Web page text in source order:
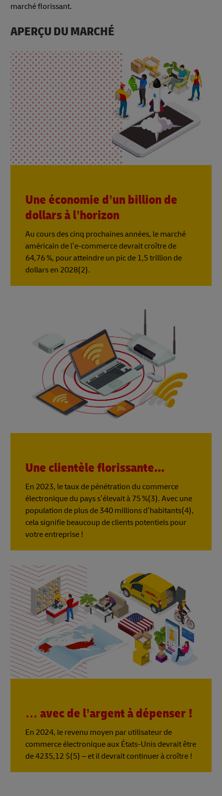
marché florissant.
APERÇU DU MARCHÉ
Une économie d’un billion de
dollars à l’horizon
Au cours des cinq prochaines années, le marché
américain de l’e-commerce devrait croître de
64,76 %, pour atteindre un pic de 1,5 trillion de
dollars en 2028(2).
Une clientèle florissante...
En 2023, le taux de pénétration du commerce
électronique du pays s’élevait à 75 %(3). Avec une
population de plus de 340 millions d’habitants(4),
cela signifie beaucoup de clients potentiels pour
votre entreprise !
… avec de l’argent à dépenser !
En 2024, le revenu moyen par utilisateur de
commerce électronique aux États-Unis devrait être
de 4235,12 $(5) – et il devrait continuer à croître !